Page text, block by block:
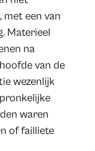
een van
Materieel
na
van de
wezenlijk
waren
of failliete